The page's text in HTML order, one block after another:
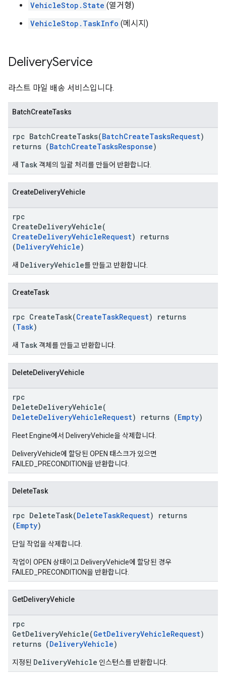
VehicleStop.State (열거형)
VehicleStop.TaskInfo (메시지)
DeliveryService
라스트 마일 배송 서비스입니다.
BatchCreateTasks
rpc BatchCreateTasks(BatchCreateTasksRequest)
returns (BatchCreateTasksResponse)
새 Task 객체의 일괄 처리를 만들어 반환합니다.
CreateDeliveryVehicle
rpc
CreateDeliveryVehicle(
CreateDeliveryVehicleRequest) returns
(DeliveryVehicle)
새 DeliveryVehicle를 만들고 반환합니다.
CreateTask
rpc CreateTask(CreateTaskRequest) returns
(Task)
새 Task 객체를 만들고 반환합니다.
DeleteDeliveryVehicle
rpc
DeleteDeliveryVehicle(
DeleteDeliveryVehicleRequest) returns (Empty)
Fleet Engine에서 DeliveryVehicle을 삭제합니다.
DeliveryVehicle에 할당된 OPEN 태스크가 있으면
FAILED_PRECONDITION을 반환합니다.
DeleteTask
rpc DeleteTask(DeleteTaskRequest) returns
(Empty)
단일 작업을 삭제합니다.
작업이 OPEN 상태이고 DeliveryVehicle에 할당된 경우
FAILED_PRECONDITION을 반환합니다.
GetDeliveryVehicle
rpc
GetDeliveryVehicle(GetDeliveryVehicleRequest)
returns (DeliveryVehicle)
지정된 DeliveryVehicle 인스턴스를 반환합니다.